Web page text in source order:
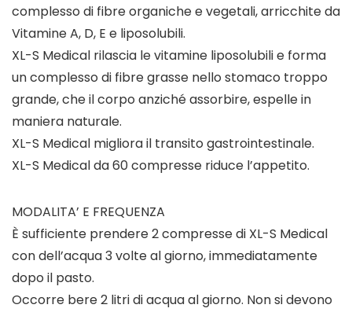
complesso di fibre organiche e vegetali, arricchite da
Vitamine A, D, E e liposolubili.
XL-S Medical rilascia le vitamine liposolubili e forma
un complesso di fibre grasse nello stomaco troppo
grande, che il corpo anziché assorbire, espelle in
maniera naturale.
XL-S Medical migliora il transito gastrointestinale.
XL-S Medical da 60 compresse riduce l’appetito.
MODALITA’ E FREQUENZA
È sufficiente prendere 2 compresse di XL-S Medical
con dell’acqua 3 volte al giorno, immediatamente
dopo il pasto.
Occorre bere 2 litri di acqua al giorno. Non si devono